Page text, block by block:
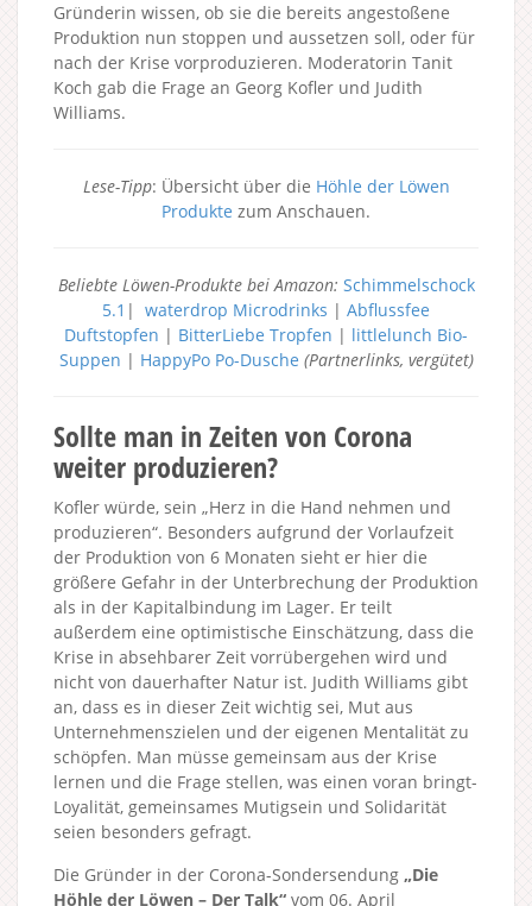
Gründerin wissen, ob sie die bereits angestoßene
Produktion nun stoppen und aussetzen soll, oder für
nach der Krise vorproduzieren. Moderatorin Tanit
Koch gab die Frage an Georg Kofler und Judith
Williams.
Lese-Tipp: Übersicht über die Höhle der Löwen
Produkte zum Anschauen.
Beliebte Löwen-Produkte bei Amazon: Schimmelschock
5.1 | waterdrop Microdrinks | Abflussfee
Duftstopfen | BitterLiebe Tropfen | littlelunch Bio-
Suppen | HappyPo Po-Dusche (Partnerlinks, vergütet)
Sollte man in Zeiten von Corona
weiter produzieren?
Kofler würde, sein „Herz in die Hand nehmen und
produzieren“. Besonders aufgrund der Vorlaufzeit
der Produktion von 6 Monaten sieht er hier die
größere Gefahr in der Unterbrechung der Produktion
als in der Kapitalbindung im Lager. Er teilt
außerdem eine optimistische Einschätzung, dass die
Krise in absehbarer Zeit vorrübergehen wird und
nicht von dauerhafter Natur ist. Judith Williams gibt
an, dass es in dieser Zeit wichtig sei, Mut aus
Unternehmenszielen und der eigenen Mentalität zu
schöpfen. Man müsse gemeinsam aus der Krise
lernen und die Frage stellen, was einen voran bringt-
Loyalität, gemeinsames Mutigsein und Solidarität
seien besonders gefragt.
Die Gründer in der Corona-Sondersendung „Die
Höhle der Löwen – Der Talk“ vom 06. April